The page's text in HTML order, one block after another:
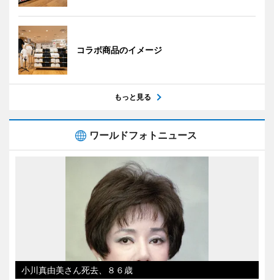
コラボ商品のイメージ
もっと見る
ワールドフォトニュース
小川真由美さん死去、８６歳